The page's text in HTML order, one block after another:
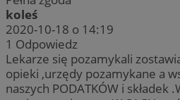
koleś
2020-10-18 o 14:19
1 Odpowiedz
Lekarze się pozamykali
opieki ,urzędy pozamykane a
naszych PODATKÓW i składek